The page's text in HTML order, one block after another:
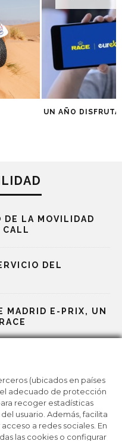
(ubicados en países
adecuado de protección
recoger estadísticas
usuario. Además, facilita
a redes sociales. En
las cookies o configurar
UN AÑO
DE LA MOVILIDAD
CALL
DEL
MADRID E-PRIX, UN
POR LA LEY
EN VÍA PÚBLICA
UNA